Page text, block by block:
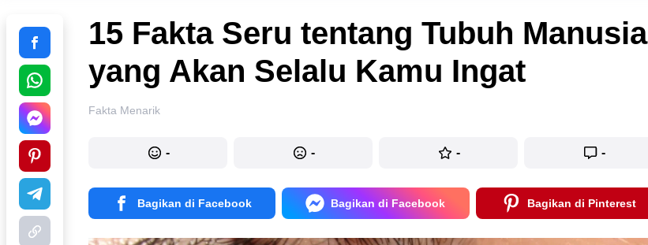
15 Fakta Seru tentang Tubuh Manusia
yang Akan Selalu Kamu Ingat
Fakta Menarik
- - - -
Bagikan di Facebook Bagikan di Facebook Bagikan di Pinterest